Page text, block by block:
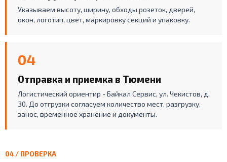
Указываем высоту, ширину, обходы розеток, дверей,
окон, логотип, цвет, маркировку секций и упаковку.
04
Отправка и приемка в Тюмени
Логистический ориентир - Байкал Сервис, ул. Чекистов, д.
30. До отгрузки согласуем количество мест, разгрузку,
занос, временное хранение и документы.
04 / ПРОВЕРКА